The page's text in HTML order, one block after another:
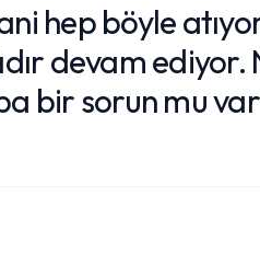
hep böyle
devam ediyor.
bir sorun mu